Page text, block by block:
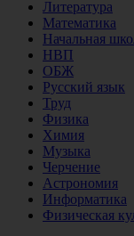
Литература
Математика
Начальная
НВП
ОБЖ
Русский язык
Труд
Физика
Химия
Музыка
Черчение
Астрономия
Информатика
Физическая